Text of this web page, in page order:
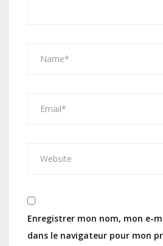
Enregistrer mon nom, mon e-
dans le navigateur pour mon